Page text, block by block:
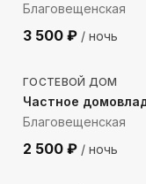
Благовещенская
3 500 ₽ / ночь
1055 м до моря
ГОСТЕВОЙ ДОМ
Частное
Благовещенская
2 500 ₽ / ночь
1318м до моря